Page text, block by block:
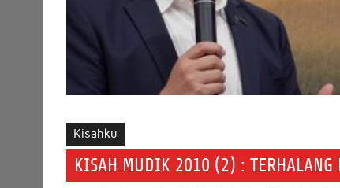
Kisahku
KISAH MUDIK 2010 (2) : TERHALANG